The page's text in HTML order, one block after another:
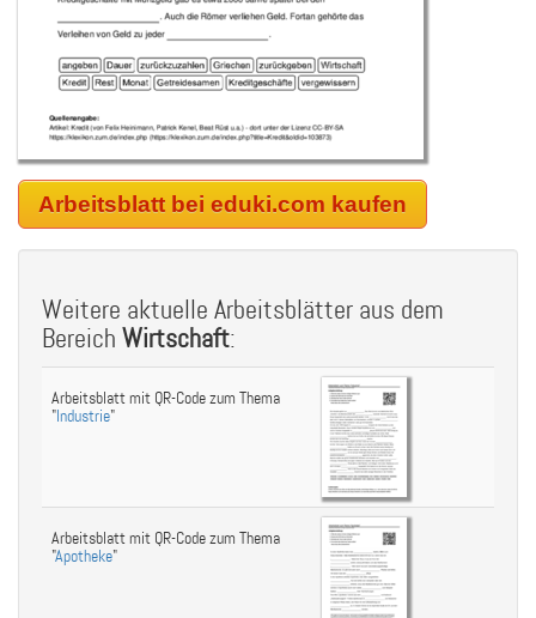
Arbeitsblatt bei eduki.com kaufen
Weitere aktuelle Arbeitsblätter aus dem
Bereich Wirtschaft:
Arbeitsblatt mit QR-Code zum Thema
"Industrie"
Arbeitsblatt mit QR-Code zum Thema
"Apotheke"